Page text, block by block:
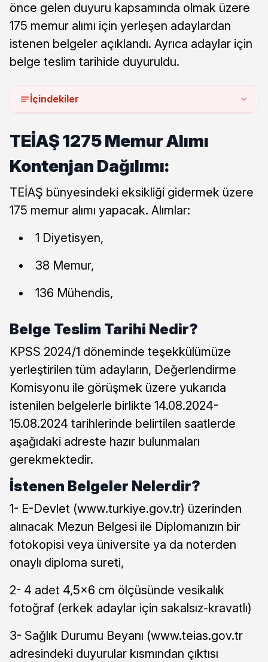
önce gelen duyuru kapsamında olmak üzere
175 memur alımı için yerleşen adaylardan
istenen belgeler açıklandı. Ayrıca adaylar için
belge teslim tarihide duyuruldu.
İçindekiler
TEİAŞ 1275 Memur Alımı
Kontenjan Dağılımı:
TEİAŞ bünyesindeki eksikliği gidermek üzere
175 memur alımı yapacak. Alımlar:
1 Diyetisyen,
38 Memur,
136 Mühendis,
Belge Teslim Tarihi Nedir?
KPSS 2024/1 döneminde teşekkülümüze
yerleştirilen tüm adayların, Değerlendirme
Komisyonu ile görüşmek üzere yukarıda
istenilen belgelerle birlikte 14.08.2024-
15.08.2024 tarihlerinde belirtilen saatlerde
aşağıdaki adreste hazır bulunmaları
gerekmektedir.
İstenen Belgeler Nelerdir?
1- E-Devlet (www.turkiye.gov.tr) üzerinden
alınacak Mezun Belgesi ile Diplomanızın bir
fotokopisi veya üniversite ya da noterden
onaylı diploma sureti,
2- 4 adet 4,5×6 cm ölçüsünde vesikalık
fotoğraf (erkek adaylar için sakalsız-kravatlı)
3- Sağlık Durumu Beyanı (www.teias.gov.tr
adresindeki duyurular kısmından çıktısı